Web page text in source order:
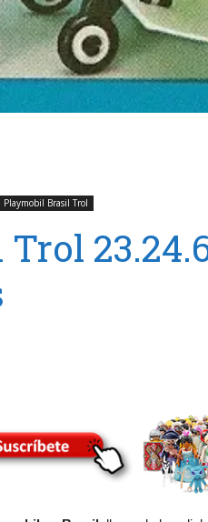
Playmobil Brasil Trol